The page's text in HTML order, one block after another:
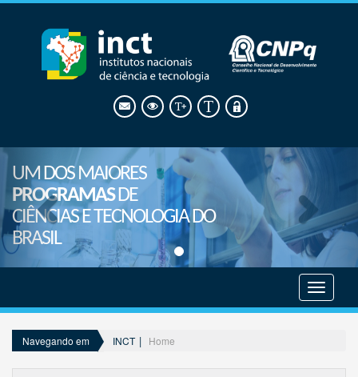
UM DOS MAIORES
PROGRAMASDE
CIÊNCIAS E TECNOLOGIA DO
BRASIL
menu
Navegando em INCT Home